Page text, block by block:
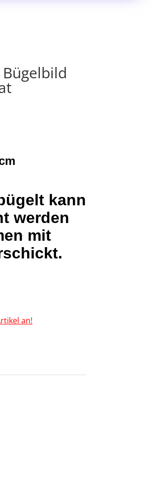
kann
werden
mit
an!